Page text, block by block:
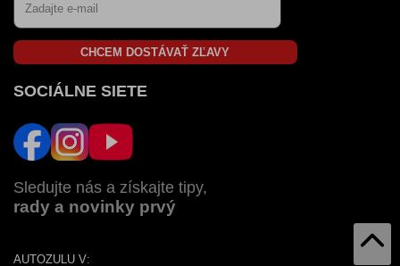
CHCEM DOSTÁVAŤ ZĽAVY
SOCIÁLNE SIETE
Sledujte nás a získajte tipy,
rady a novinky prvý
AUTOZULU V: